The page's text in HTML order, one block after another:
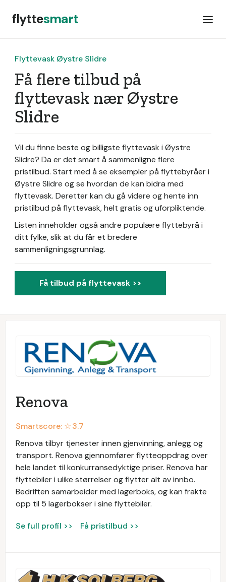
flyttesmart
Flyttevask Øystre Slidre
Få flere tilbud på
flyttevask nær Øystre
Slidre
Vil du finne beste og billigste flyttevask i Øystre
Slidre? Da er det smart å sammenligne flere
pristilbud. Start med å se eksempler på flyttebyråer i
Øystre Slidre og se hvordan de kan bidra med
flyttevask. Deretter kan du gå videre og hente inn
pristilbud på flyttevask, helt gratis og uforpliktende.
Listen inneholder også andre populære flyttebyrå i
ditt fylke, slik at du får et bredere
sammenligningsgrunnlag.
Få tilbud på flyttevask >>
Renova
Smartscore: ☆3.7
Renova tilbyr tjenester innen gjenvinning, anlegg og
transport. Renova gjennomfører flytteoppdrag over
hele landet til konkurransedyktige priser. Renova har
flyttebiler i ulike størrelser og flytter alt av innbo.
Bedriften samarbeider med lagerboks, og kan frakte
opp til 5 lagerbokser i sine flyttebiler.
Se full profil >> Få pristilbud >>